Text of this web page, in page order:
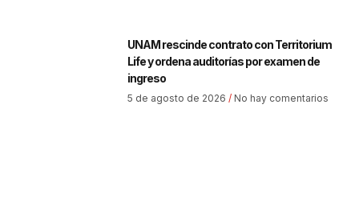
UNAM rescinde contrato con Territorium
Life y ordena auditorías por examen de
ingreso
5 de agosto de 2026 No hay comentarios